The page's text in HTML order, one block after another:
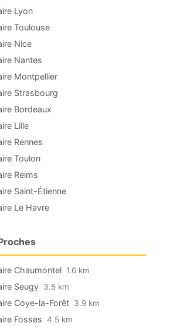
Lyon
Toulouse
Nice
Nantes
Montpellier
Strasbourg
Bordeaux
Lille
Rennes
Toulon
Reims
Saint-Étienne
Le Havre
Chaumontel 1.6 km
Seugy 3.5 km
Coye-la-Forêt 3.9 km
Fosses 4.5 km